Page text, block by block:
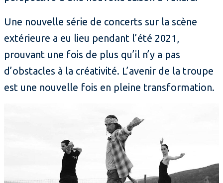
Une nouvelle série de concerts sur la scène
extérieure a eu lieu pendant l’été 2021,
prouvant une fois de plus qu’il n’y a pas
d’obstacles à la créativité. L’avenir de la troupe
est une nouvelle fois en pleine transformation.